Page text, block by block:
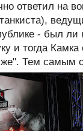
ответил на
- был
и тогда
Тем самым